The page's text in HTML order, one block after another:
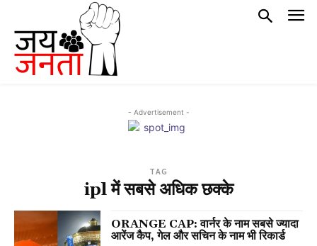
- Advertisement -
TAG
ipl में सबसे अधिक छक्के
ORANGE CAP: वार्नर के नाम सबसे ज्यादा
आरेंज कैप, गेल और सचिन के नाम भी रिकार्ड